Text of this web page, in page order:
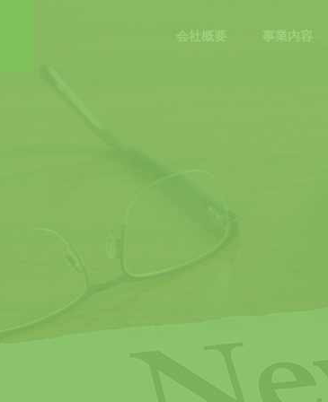
会社概要 事業内容